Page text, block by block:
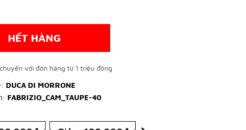
HẾT HÀNG
với đơn hàng từ 1 triệu đồng
DUCA DI MORRONE
FABRIZIO_CAM_TAUPE-40